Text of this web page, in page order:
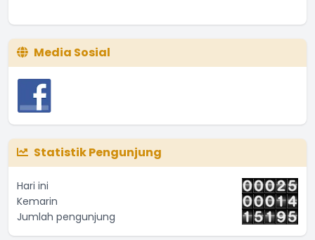
Media Sosial
Statistik Pengunjung
Hari ini
Kemarin
Jumlah pengunjung